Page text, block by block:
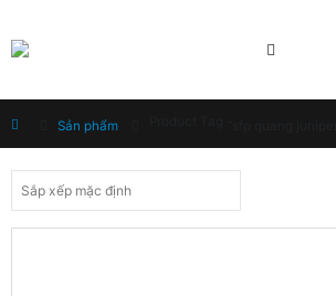
Home
Sản phẩm